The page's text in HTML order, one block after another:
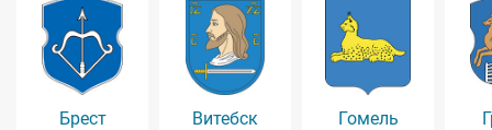
Брест Витебск Гомель